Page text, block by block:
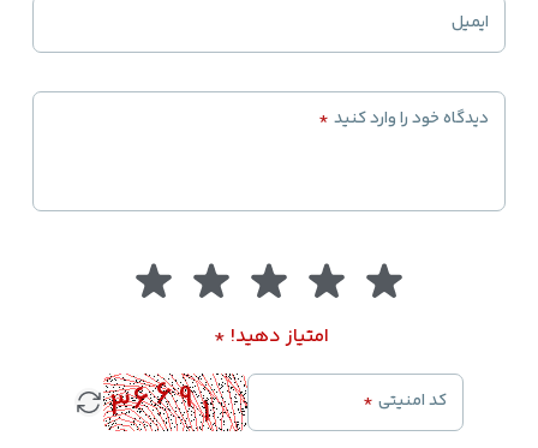
ایمیل
دیدگاه خود را وارد کنید *
امتیاز دهید! *
کد امنیتی *